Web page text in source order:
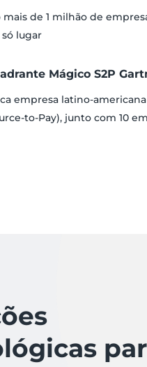
mais de 1 milhão de
lugar
Mágico S2P
empresa latino-
to-Pay), junto com 10